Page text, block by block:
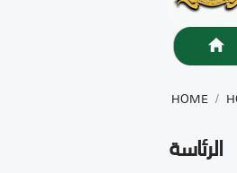
HOME /
الرئاسة